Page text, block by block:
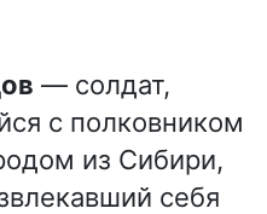
— солдат,
с полковником
из Сибири,
себя